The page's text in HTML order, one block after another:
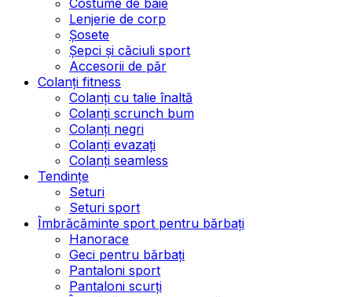
Lenjerie de corp
Șosete
Șepci și căciuli sport
Accesorii de păr
Colanți fitness
Colanți cu talie înaltă
Colanți scrunch bum
Colanți negri
Colanți evazați
Colanți seamless
Tendințe
Seturi
Seturi sport
Îmbrăcăminte sport pentru bărbați
Hanorace
Geci pentru bărbați
Pantaloni sport
Pantaloni scurți